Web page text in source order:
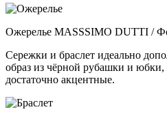
Ожерелье MASSSIMO DUTTI /
Сережки и браслет идеально
образ из чёрной рубашки и
достаточно акцентные.